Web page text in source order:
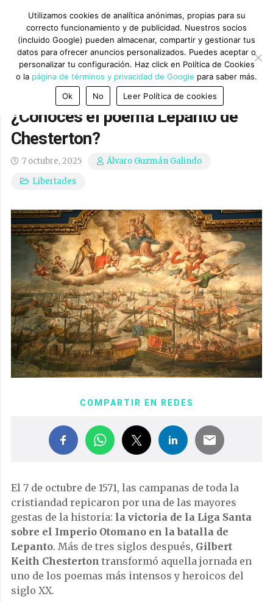
¿Conoces el poema Lepanto de
Chesterton?
7 octubre, 2025
Álvaro Guzmán Galindo
Libertades
COMPARTIR EN REDES
El 7 de octubre de 1571, las campanas de toda la
cristiandad repicaron por una de las mayores
gestas de la historia: la victoria de la Liga Santa
sobre el Imperio Otomano en la batalla de
Lepanto. Más de tres siglos después, Gilbert
Keith Chesterton transformó aquella jornada en
uno de los poemas más intensos y heroicos del
siglo XX.
Utilizamos cookies de analítica anónimas, propias para su
correcto funcionamiento y de publicidad. Nuestros socios
(incluido Google) pueden almacenar, compartir y gestionar tus
datos para ofrecer anuncios personalizados. Puedes aceptar o
personalizar tu configuración. Haz click en Política de Cookies
o la página de términos y privacidad de Google para saber más.
Ok
No Leer Política de cookies